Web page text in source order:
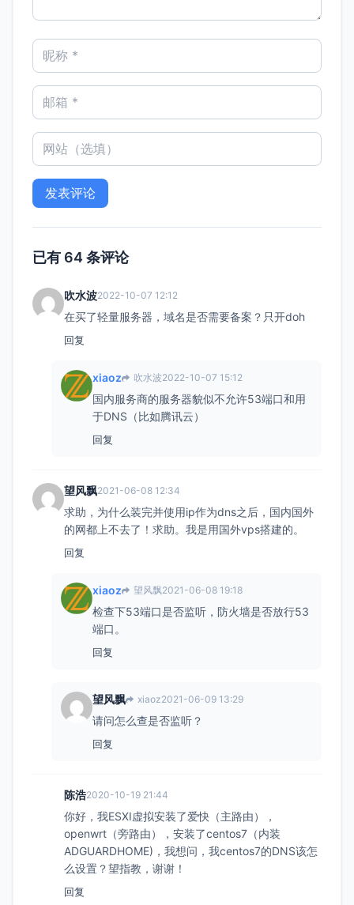
已有 64 条评论
吹水波2022-10-07 12:12
在买了轻量服务器，域名是否需要备案？只开doh
回复
xiaoz 吹水波2022-10-07 15:12
国内服务商的服务器貌似不允许53端口和用
于DNS（比如腾讯云）
回复
望风飘2021-06-08 12:34
求助，为什么装完并使用ip作为dns之后，国内国外
的网都上不去了！求助。我是用国外vps搭建的。
回复
xiaoz 望风飘2021-06-08 19:18
检查下53端口是否监听，防火墙是否放行53
端口。
回复
望风飘 xiaoz2021-06-09 13:29
请问怎么查是否监听？
回复
陈浩2020-10-19 21:44
你好，我ESXI虚拟安装了爱快（主路由），
openwrt（旁路由），安装了centos7（内装
ADGUARDHOME)，我想问，我centos7的DNS该怎
么设置？望指教，谢谢！
回复